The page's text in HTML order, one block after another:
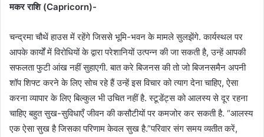
मकर राशि (Capricorn)-
चन्द्रमा चौथें हाउस में रहेंगे जिससे भूमि-भवन के मामले सुलझेंगे. कार्यस्थल पर
आपके कार्यों में विरोधियों के द्वारा परेशानियों उत्पन्न की जा सकती है, उन्हें आपकी
सफलता फुटी आंख नहीं सुहाएगी. बात करे बिजनस की तो जो बिजनसमैन अपनी
शॉप शिफ्ट करने के लिए सोच रहे हैं उन्हें इस विचार को त्याग देना चाहिए, ऐसा
करना व्यापार के लिए बिल्कुल भी उचित नहीं है. स्टूडेंट्स को आलस्य से दूर रहना
चाहिए बहुत सुख-सुविधाएँ जीवन की कसौटीयों पर कमजोर कर सकती है. “आलस्य
एक ऐसा सुख है जिसका परिणाम केवल सुख है.”परिवार संग समय व्यतीत करें,